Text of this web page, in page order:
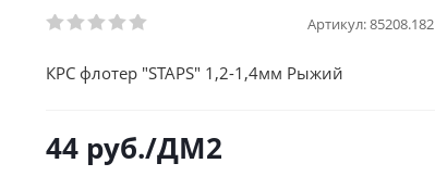
Артикул:85208.182
КРС флотер "STAPS" 1,2-1,4мм Рыжий
44 руб./ДМ2